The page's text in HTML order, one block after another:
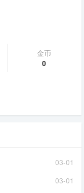
金币
0
03-01
03-01